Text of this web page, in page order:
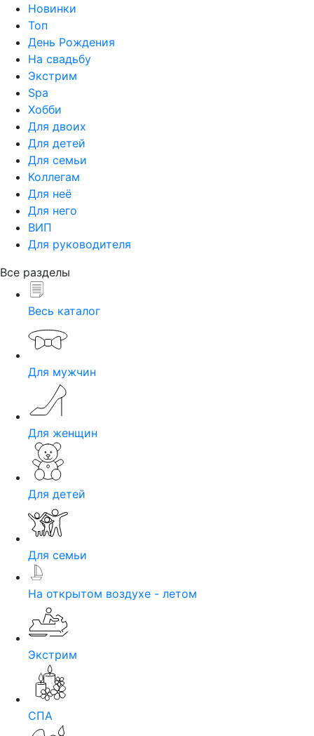
Новинки
Топ
День Рождения
На свадьбу
Экстрим
Spa
Хобби
Для двоих
Для детей
Для семьи
Коллегам
Для неё
Для него
ВИП
Для руководителя
Все разделы
Весь каталог
Для мужчин
Для женщин
Для детей
Для семьи
На открытом воздухе - летом
Экстрим
СПА